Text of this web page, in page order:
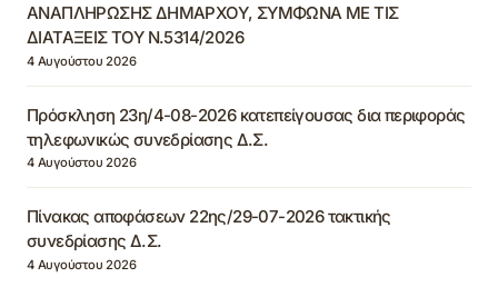
ΑΝΑΠΛΗΡΩΣΗΣ ΔΗΜΑΡΧΟΥ, ΣΥΜΦΩΝΑ ΜΕ ΤΙΣ
ΔΙΑΤΑΞΕΙΣ ΤΟΥ Ν.5314/2026
4 Αυγούστου 2026
Πρόσκληση 23η/4-08-2026 κατεπείγουσας δια περιφοράς
τηλεφωνικώς συνεδρίασης Δ.Σ.
4 Αυγούστου 2026
Πίνακας αποφάσεων 22ης/29-07-2026 τακτικής
συνεδρίασης Δ.Σ.
4 Αυγούστου 2026